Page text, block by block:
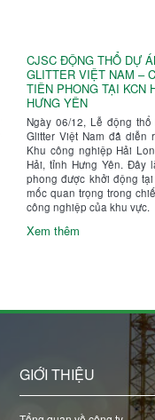
CJSC ĐỘNG THỔ DỰ
GLITTER VIỆT NAM –
TIÊN PHONG TẠI KCN
HƯNG YÊN
Ngày 06/12, Lễ động
Glitter Việt Nam đã diễn
Khu công nghiệp Hải
Hải, tỉnh Hưng Yên. Đây
phong được khởi động
mốc quan trọng trong
công nghiệp của khu vực.
Xem thêm
GIỚI THIỆU